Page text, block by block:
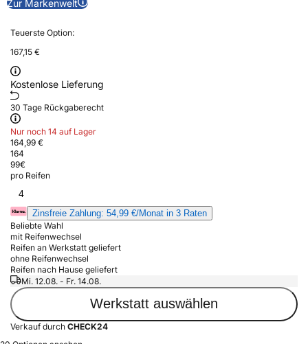
Zur Markenwelt
Teuerste Option:
167,15 €
Kostenlose Lieferung
30 Tage Rückgaberecht
Nur noch 14 auf Lager
164,99 €
164
99€
pro Reifen
4
Zinsfreie Zahlung: 54,99 €/Monat in 3 Raten
Beliebte Wahl
mit Reifenwechsel
Reifen an Werkstatt geliefert
ohne Reifenwechsel
Reifen nach Hause geliefert
Mi. 12.08. - Fr. 14.08.
Werkstatt auswählen
Verkauf durch CHECK24